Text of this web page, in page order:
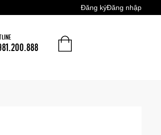
Đăng kýĐăng nhập